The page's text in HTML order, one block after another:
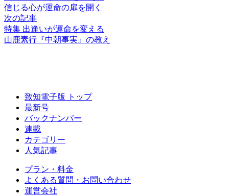
信じる心が運命の扉を開く
次の記事
特集 出逢いが運命を変える
山鹿素行 『中朝事実』の教え
致知電子版 トップ
最新号
バックナンバー
連載
カテゴリー
人気記事
プラン・料金
よくある質問・お問い合わせ
運営会社